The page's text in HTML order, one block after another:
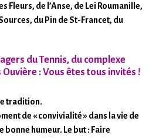
Fleurs, de l’Anse, de Lei Roumanille,
du Pin de St-Francet, du
du Tennis, du complexe
: Vous êtes tous invités !
tradition.
de « convivialité » dans la vie de
bonne humeur. Le but : Faire